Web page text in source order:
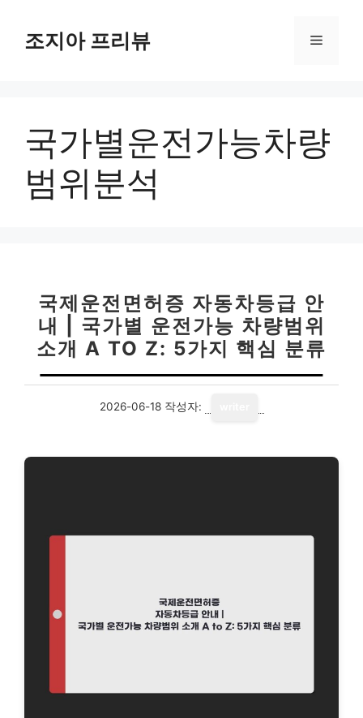
조지아 프리뷰 메
국가별운전가능차량
범위분석
국제운전면허증 자동차등급 안
내 | 국가별 운전가능 차량범위
소개 A TO Z: 5가지 핵심 분류
2026-06-18 작성자: